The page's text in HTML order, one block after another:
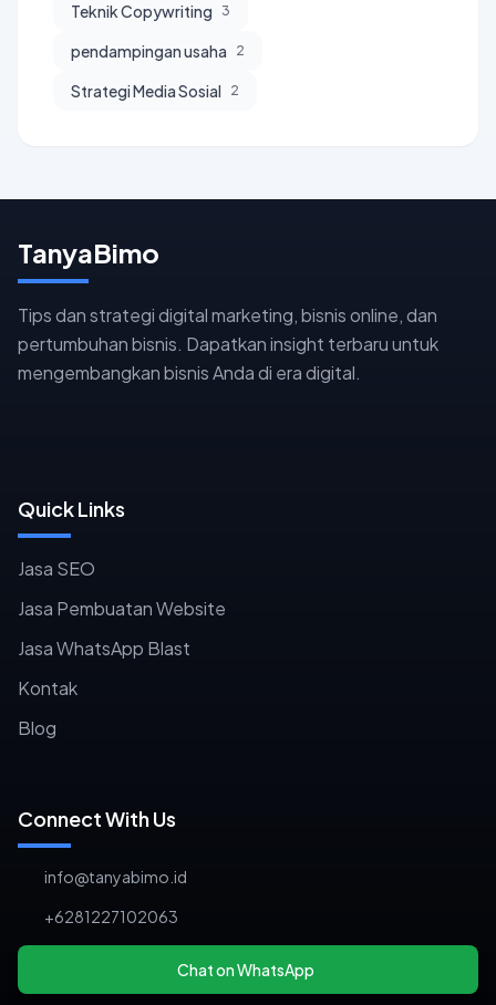
Teknik Copywriting 3
pendampingan usaha 2
Strategi Media Sosial 2
TanyaBimo
Tips dan strategi digital marketing, bisnis online, dan
pertumbuhan bisnis. Dapatkan insight terbaru untuk
mengembangkan bisnis Anda di era digital.
Quick Links
Jasa SEO
Jasa Pembuatan Website
Jasa WhatsApp Blast
Kontak
Blog
Connect With Us
info@tanyabimo.id
+6281227102063
Chat on WhatsApp